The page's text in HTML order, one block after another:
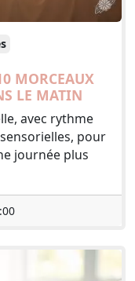
MORCEAUX
LE MATIN
avec rythme
pour
journée plus